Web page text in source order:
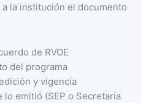
la institución el documento
de RVOE
del programa
y vigencia
emitió (SEP o Secretaría